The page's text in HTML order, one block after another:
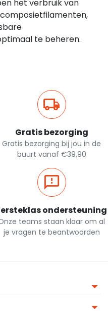
het verbruik van
te beheren.
Gratis bezorging
Gratis bezorging bij jou in de
buurt vanaf €39,90
ondersteuning
teams staan klaar om al
je vragen te beantwoorden